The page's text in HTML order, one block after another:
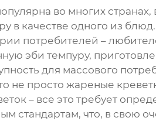
во многих
в качестве одного из
потребителей –
эби темпуру,
для массового
не просто жареные
– все это требует
стандартам, что, в свою